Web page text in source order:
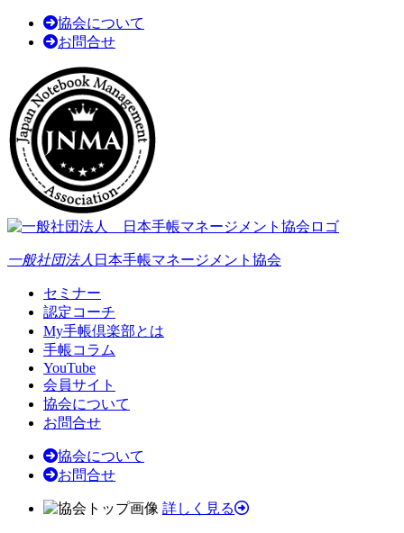
協会について
お問合せ
一般社団法人 日本手帳マネージメント協会
セミナー
認定コーチ
My手帳倶楽部とは
手帳コラム
YouTube
会員サイト
協会について
お問合せ
協会について
お問合せ
詳しく見る